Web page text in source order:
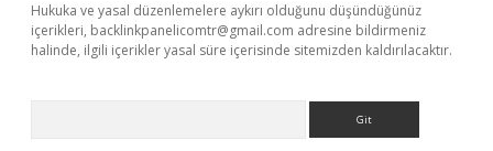
Hukuka ve yasal düzenlemelere aykırı olduğunu düşündüğünüz
içerikleri, backlinkpanelicomtr@gmail.com adresine bildirmeniz
halinde, ilgili içerikler yasal süre içerisinde sitemizden kaldırılacaktır.